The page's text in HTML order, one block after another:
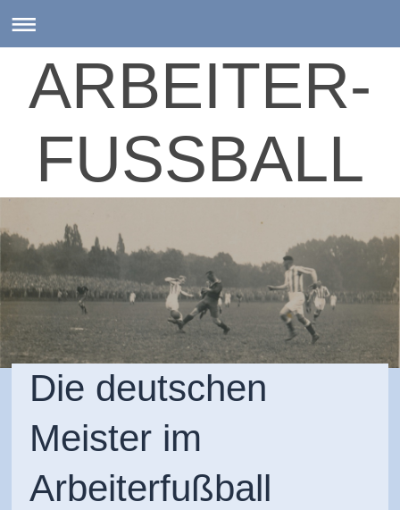
ARBEITER-
FUSSBALL
Die deutschen
Meister im
Arbeiterfußball